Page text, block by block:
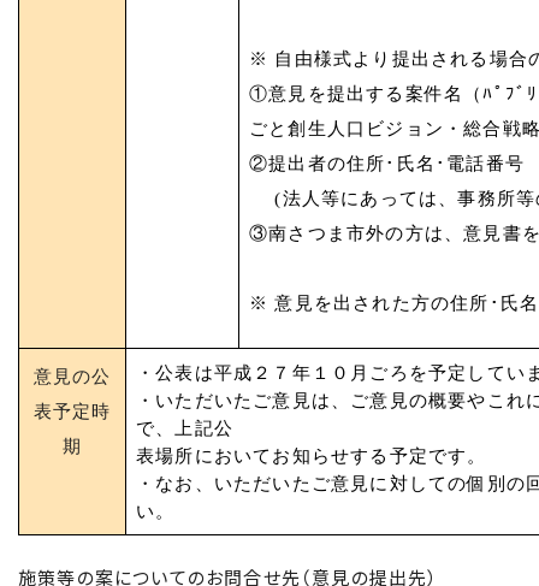
※ 自由様式より提出される場合
①意見を提出する案件名（ﾊﾟﾌﾞ
ごと創生人口ビジョン・総合戦
②提出者の住所･氏名･電話番号
(法人等にあっては、事務所等
③南さつま市外の方は、意見書
※ 意見を出された方の住所･氏
意見の公
表予定時
期
・公表は平成２７年１０月ごろを予定してい
・いただいたご意見は、ご意見の概要やこ
で、上記公
表場所においてお知らせする予定です。
・なお、いただいたご意見に対しての個別
い。
施策等の案についてのお問合せ先（意見の提出先）